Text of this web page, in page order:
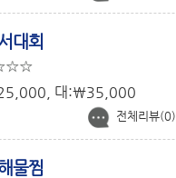
대회
대:￦35,000
전체리뷰(0)
물찜